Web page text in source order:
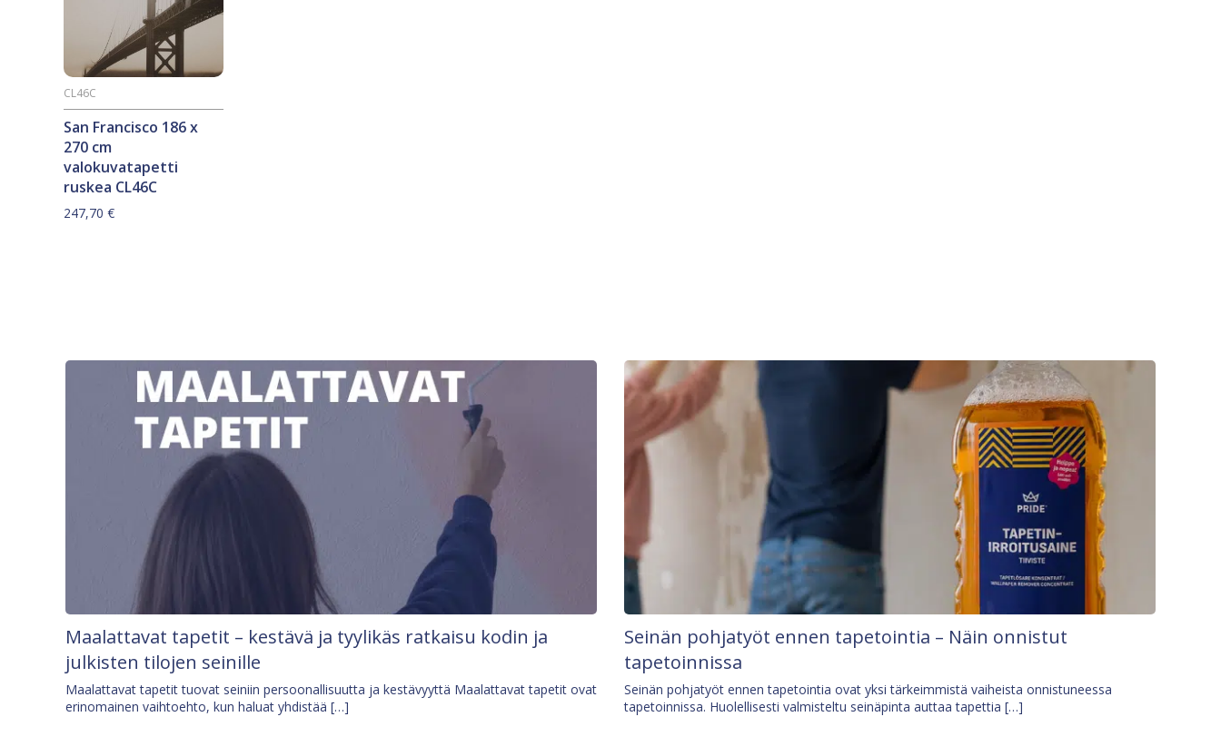
San Francisco 186 x
270 cm
valokuvatapetti
ruskea CL46C
CL46C
247,70 €
Maalattavat tapetit – kestävä ja tyylikäs ratkaisu kodin ja
julkisten tilojen seinille
Maalattavat tapetit tuovat seiniin persoonallisuutta ja kestävyyttä Maalattavat tapetit ovat
erinomainen vaihtoehto, kun haluat yhdistää […]
Seinän pohjatyöt ennen tapetointia – Näin onnistut
tapetoinnissa
Seinän pohjatyöt ennen tapetointia ovat yksi tärkeimmistä vaiheista onnistuneessa
tapetoinnissa. Huolellisesti valmisteltu seinäpinta auttaa tapettia […]